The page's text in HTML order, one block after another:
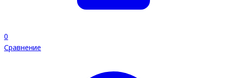
0
Сравнение